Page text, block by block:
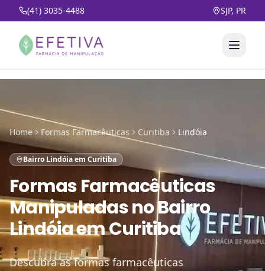
(41) 3035-4488 SJP, PR
Home Formas Farmacêuticas Curitiba Lindóia
Bairro Lindóia em Curitiba
Formas Farmacêuticas
ManipuladasnoBairro
Lindóia em Curitiba
Descubra as formas farmacêuticas